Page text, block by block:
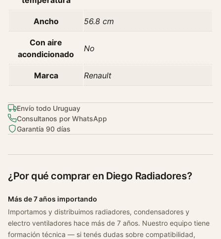
Ancho 56.8 cm
Con aire
acondicionado
No
Marca Renault
Envío todo Uruguay
Consultanos por WhatsApp
Garantía 90 días
¿Por qué comprar en Diego Radiadores?
Más de 7 años importando
Importamos y distribuimos radiadores, condensadores y
electro ventiladores hace más de 7 años. Nuestro equipo tiene
formación técnica — si tenés dudas sobre compatibilidad,